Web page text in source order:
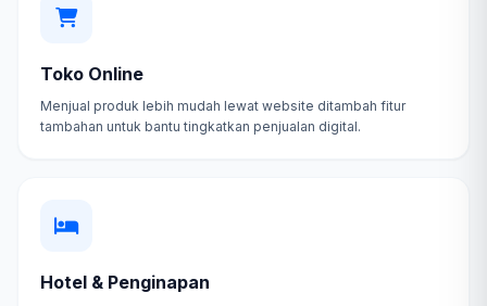
Toko Online
Menjual produk lebih mudah lewat website ditambah fitur
tambahan untuk bantu tingkatkan penjualan digital.
Hotel & Penginapan